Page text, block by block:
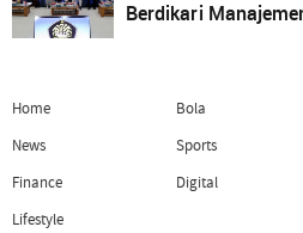
Berdikari
Home
News
Finance
Lifestyle
Bola
Sports
Digital